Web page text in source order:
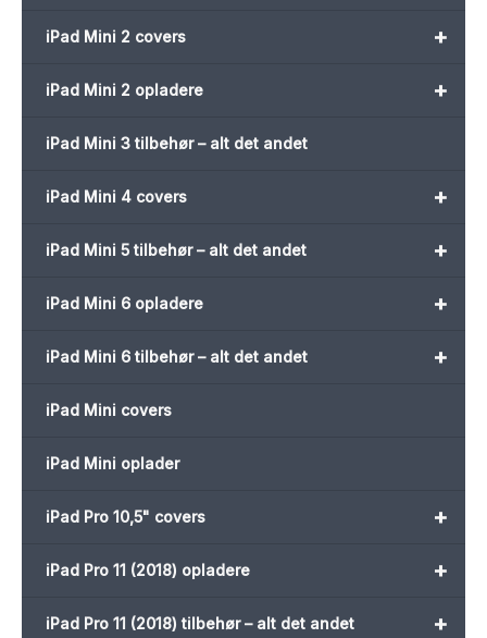
+
iPad Mini 2 covers
+
iPad Mini 2 opladere
iPad Mini 3 tilbehør – alt det andet
+
iPad Mini 4 covers
+
iPad Mini 5 tilbehør – alt det andet
+
iPad Mini 6 opladere
+
iPad Mini 6 tilbehør – alt det andet
iPad Mini covers
iPad Mini oplader
+
iPad Pro 10,5" covers
+
iPad Pro 11 (2018) opladere
+
iPad Pro 11 (2018) tilbehør – alt det andet